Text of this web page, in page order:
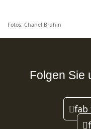
Fotos: Chanel Bruhin
Folgen Sie
fab